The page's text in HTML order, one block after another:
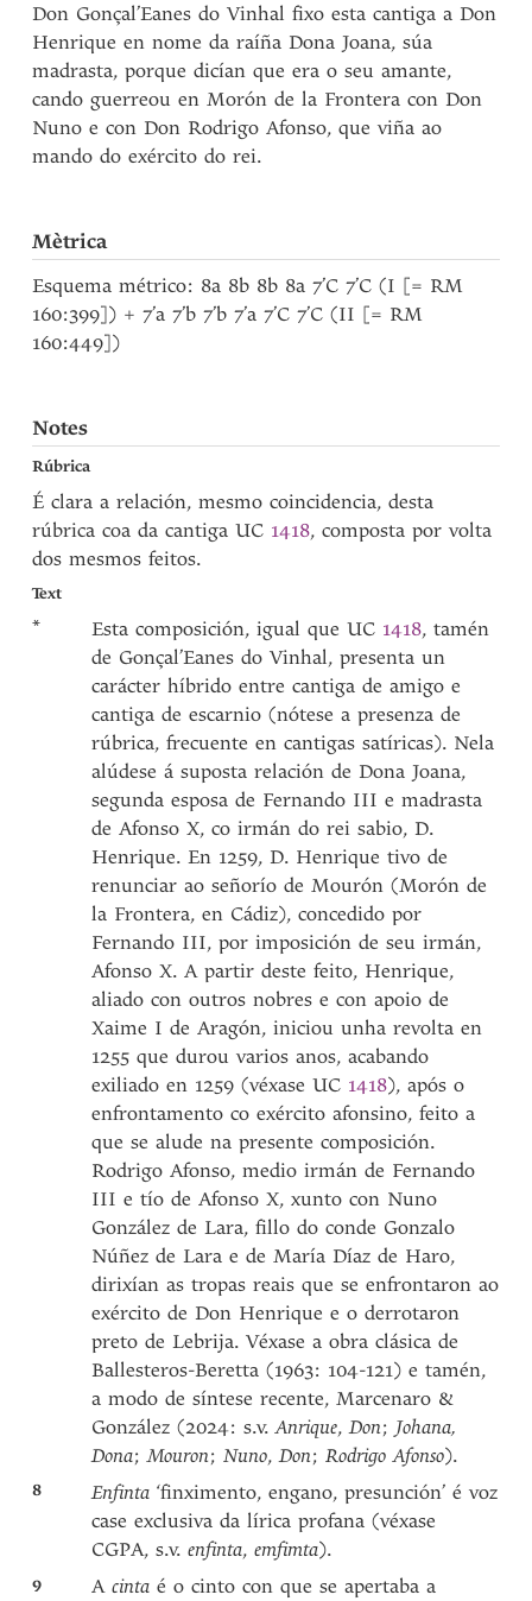
Don Gonçal’Eanes do Vinhal fixo esta cantiga a Don
Henrique en nome da raíña Dona Joana, súa
madrasta, porque dicían que era o seu amante,
cando guerreou en Morón de la Frontera con Don
Nuno e con Don Rodrigo Afonso, que viña ao
mando do exército do rei.
Mètrica
Esquema métrico: 8a 8b 8b 8a 7’C 7’C (I [= RM
160:399]) + 7’a 7’b 7’b 7’a 7’C 7’C (II [= RM
160:449])
Notes
Rúbrica
É clara a relación, mesmo coincidencia, desta
rúbrica coa da cantiga UC 1418, composta por volta
dos mesmos feitos.
Text
*
Esta composición, igual que UC 1418, tamén
de Gonçal’Eanes do Vinhal, presenta un
carácter híbrido entre cantiga de amigo e
cantiga de escarnio (nótese a presenza de
rúbrica, frecuente en cantigas satíricas). Nela
alúdese á suposta relación de Dona Joana,
segunda esposa de Fernando III e madrasta
de Afonso X, co irmán do rei sabio, D.
Henrique. En 1259, D. Henrique tivo de
renunciar ao señorío de Mourón (Morón de
la Frontera, en Cádiz), concedido por
Fernando III, por imposición de seu irmán,
Afonso X. A partir deste feito, Henrique,
aliado con outros nobres e con apoio de
Xaime I de Aragón, iniciou unha revolta en
1255 que durou varios anos, acabando
exiliado en 1259 (véxase UC 1418), após o
enfrontamento co exército afonsino, feito a
que se alude na presente composición.
Rodrigo Afonso, medio irmán de Fernando
III e tío de Afonso X, xunto con Nuno
González de Lara, fillo do conde Gonzalo
Núñez de Lara e de María Díaz de Haro,
dirixían as tropas reais que se enfrontaron ao
exército de Don Henrique e o derrotaron
preto de Lebrija. Véxase a obra clásica de
Ballesteros-Beretta (1963: 104-121) e tamén,
a modo de síntese recente, Marcenaro &
González (2024: s.v.Anrique,Don; Johana,
Dona;Mouron;Nuno,Don;Rodrigo Afonso).
8 Enfinta‘finximento, engano, presunción’ é voz
case exclusiva da lírica profana (véxase
CGPA, s.v.enfinta,emfimta).
9 Acinta é o cinto con que se apertaba a